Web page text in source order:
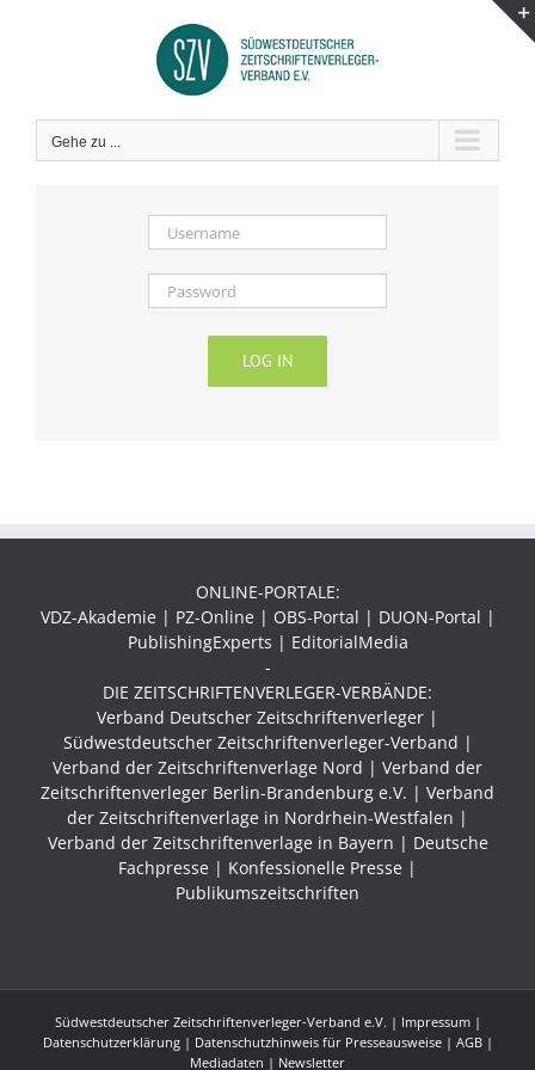
Gehe zu ...
LOG IN
ONLINE-PORTALE:
VDZ-Akademie | PZ-Online | OBS-Portal | DUON-Portal |
PublishingExperts | EditorialMedia
-
DIE ZEITSCHRIFTENVERLEGER-VERBÄNDE:
Verband Deutscher Zeitschriftenverleger |
Südwestdeutscher Zeitschriftenverleger-Verband |
Verband der Zeitschriftenverlage Nord | Verband der
Zeitschriftenverleger Berlin-Brandenburg e.V. | Verband
der Zeitschriftenverlage in Nordrhein-Westfalen |
Verband der Zeitschriftenverlage in Bayern | Deutsche
Fachpresse | Konfessionelle Presse |
Publikumszeitschriften
Südwestdeutscher Zeitschriftenverleger-Verband e.V. | Impressum|
Datenschutzerklärung| Datenschutzhinweis für Presseausweise| AGB|
Mediadaten | Newsletter